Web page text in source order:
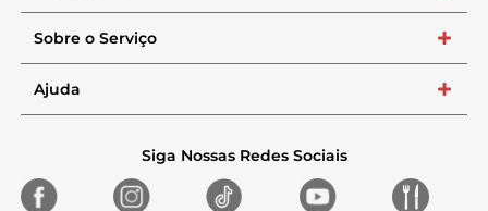
Sobre o Serviço +
Ajuda +
Siga Nossas Redes Sociais